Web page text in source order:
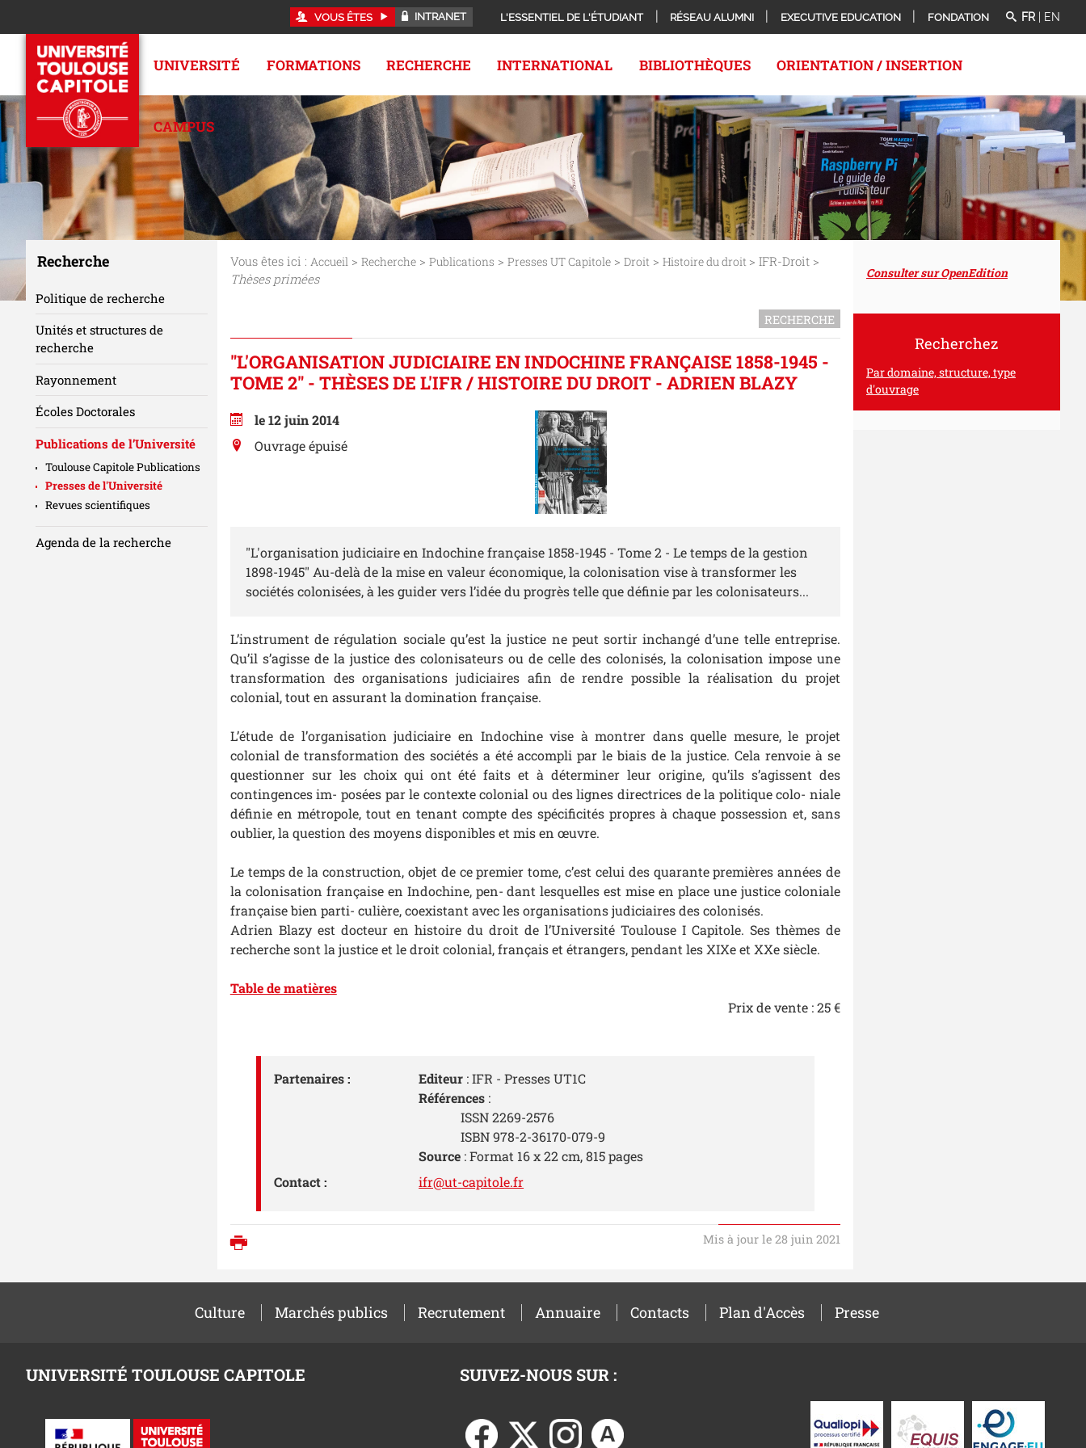
VOUS ÊTES INTRANET L'ESSENTIEL DE L'ÉTUDIANT RÉSEAU ALUMNI EXECUTIVE EDUCATION FONDATION FR EN
UNIVERSITÉ FORMATIONS RECHERCHE INTERNATIONAL BIBLIOTHÈQUES ORIENTATION / INSERTION
CAMPUS
Vous êtes ici : Accueil> Recherche> Publications > Presses UT Capitole> Droit> Histoire du droit > IFR-Droit >
Thèses primées
RECHERCHE
"L'ORGANISATION JUDICIAIRE EN INDOCHINE FRANÇAISE 1858-1945 -
TOME 2" - THÈSES DE L'IFR / HISTOIRE DU DROIT - ADRIEN BLAZY
le 12 juin 2014
Ouvrage épuisé
"L'organisation judiciaire en Indochine française 1858-1945 - Tome 2 - Le temps de la gestion
1898-1945" Au-delà de la mise en valeur économique, la colonisation vise à transformer les
sociétés colonisées, à les guider vers l’idée du progrès telle que définie par les colonisateurs...
L’instrument de régulation sociale qu’est la justice ne peut sortir inchangé d’une telle entreprise.
Qu’il s’agisse de la justice des colonisateurs ou de celle des colonisés, la colonisation impose une
transformation des organisations judiciaires afin de rendre possible la réalisation du projet
colonial, tout en assurant la domination française.
L’étude de l’organisation judiciaire en Indochine vise à montrer dans quelle mesure, le projet
colonial de transformation des sociétés a été accompli par le biais de la justice. Cela renvoie à se
questionner sur les choix qui ont été faits et à déterminer leur origine, qu’ils s’agissent des
contingences im- posées par le contexte colonial ou des lignes directrices de la politique colo- niale
définie en métropole, tout en tenant compte des spécificités propres à chaque possession et, sans
oublier, la question des moyens disponibles et mis en œuvre.
Le temps de la construction, objet de ce premier tome, c’est celui des quarante premières années de
la colonisation française en Indochine, pen- dant lesquelles est mise en place une justice coloniale
française bien parti- culière, coexistant avec les organisations judiciaires des colonisés.
Adrien Blazy est docteur en histoire du droit de l’Université Toulouse I Capitole. Ses thèmes de
recherche sont la justice et le droit colonial, français et étrangers, pendant les XIXe et XXe siècle.
Table de matières
Prix de vente : 25 €
Partenaires : Editeur : IFR - Presses UT1C
Références :
ISSN 2269-2576
ISBN 978-2-36170-079-9
Source : Format 16 x 22 cm, 815 pages
Contact :
ifr@ut-capitole.fr
Mis à jour le 28 juin 2021
Consulter sur OpenEdition
Recherchez
Par domaine, structure, type
d'ouvrage
Recherche
Politique de recherche
Unités et structures de
recherche
Rayonnement
Écoles Doctorales
Publications de l’Université
Toulouse Capitole Publications
Presses de l'Université
Revues scientifiques
Agenda de la recherche
Culture Marchés publics Recrutement Annuaire Contacts Plan d'Accès Presse
UNIVERSITÉ TOULOUSE CAPITOLE SUIVEZ-NOUS SUR :